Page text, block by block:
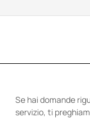
Se hai domande
servizio, ti